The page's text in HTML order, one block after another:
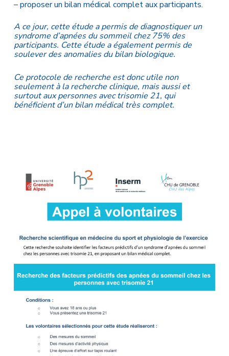
– proposer un bilan médical complet aux participants.
A ce jour, cette étude a permis de diagnostiquer un
syndrome d’apnées du sommeil chez 75% des
participants. Cette étude a également permis de
soulever des anomalies du bilan biologique.
Ce protocole de recherche est donc utile non
seulement à la recherche clinique, mais aussi et
surtout aux personnes avec trisomie 21, qui
bénéficient d’un bilan médical très complet.